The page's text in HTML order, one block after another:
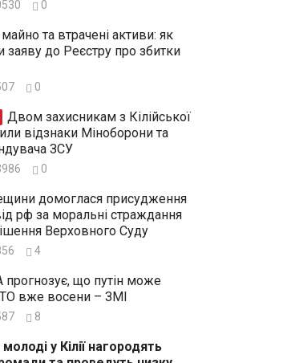
0
та втрачені активи: як
заяву до Реєстру про збитки
0
відзнаки Міноборони та
ЗСУ
0
домоглася присудження
рф за моральні страждання
Верховного Суду
4
що путін може
вже восени – ЗМІ
8
у Кілії нагородять